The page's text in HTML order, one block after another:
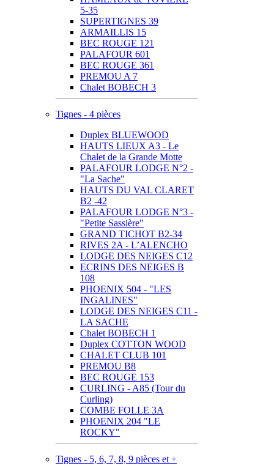
5-35
SUPERTIGNES 39
ARMAILLIS 15
BEC ROUGE 121
PALAFOUR 601
BEC ROUGE 361
PREMOU A 7
Chalet BOBECH 3
Tignes - 4 pièces
Duplex BLUEWOOD
HAUTS LIEUX A3 - Le
Chalet de la Grande Motte
PALAFOUR LODGE N°2 -
"La Sache"
HAUTS DU VAL CLARET
B2 -42
PALAFOUR LODGE N°3 -
"Petite Sassière"
GRAND TICHOT B2-34
RIVES 2A - L’ALENCHO
LODGE DES NEIGES C12
ECRINS DES NEIGES B
108
PHOENIX 504 - "LES
INGALINES"
LODGE DES NEIGES C11 -
LA SACHE
Chalet BOBECH 1
Duplex COTTON WOOD
CHALET CLUB 101
PREMOU B8
BEC ROUGE 153
CURLING - A85 (Tour du
Curling)
COMBE FOLLE 3A
PHOENIX 204 "LE
ROCKY"
Tignes - 5, 6, 7, 8, 9 pièces et +